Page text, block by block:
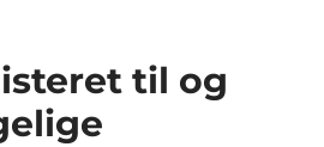
til og